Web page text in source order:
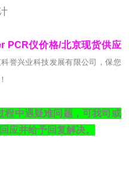
PCR仪价格/北京现货供应
科誉兴业科技发展有限公司，保您
中遇疑难问题，可我司 或
应并给予回复解决。